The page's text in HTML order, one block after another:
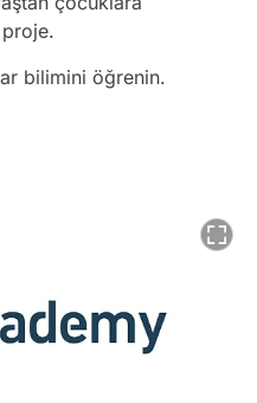
proje.
bilimini öğrenin.